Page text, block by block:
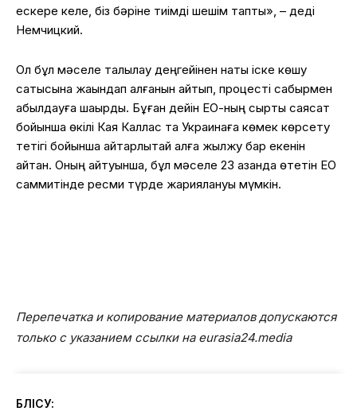
ескере келе, біз бәріне тиімді шешім таптық», – деді
Немчицкий.
Ол бұл мәселе талқылау деңгейінен нақты іске көшу
сатысына жақындап қалғанын айтып, процесті сабырмен
қабылдауға шақырды. Бұған дейін ЕО-ның сыртқы саясат
бойынша өкілі Кая Каллас та Украинаға көмек көрсету
тетігі бойынша айтарлықтай алға жылжу бар екенін
айтқан. Оның айтуынша, бұл мәселе 23 қазанда өтетін ЕО
саммитінде ресми түрде жариялануы мүмкін.
Перепечатка и копирование материалов допускаются
только с указанием ссылки на eurasia24.media
БӨЛІСУ: